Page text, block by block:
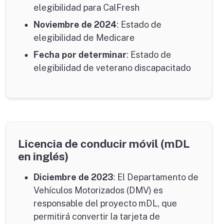
elegibilidad para CalFresh
Noviembre de 2024: Estado de
elegibilidad de Medicare
Fecha por determinar: Estado de
elegibilidad de veterano discapacitado
Licencia de conducir móvil (mDL
en inglés)
Diciembre de 2023: El Departamento de
Vehículos Motorizados (DMV) es
responsable del proyecto mDL, que
permitirá convertir la tarjeta de